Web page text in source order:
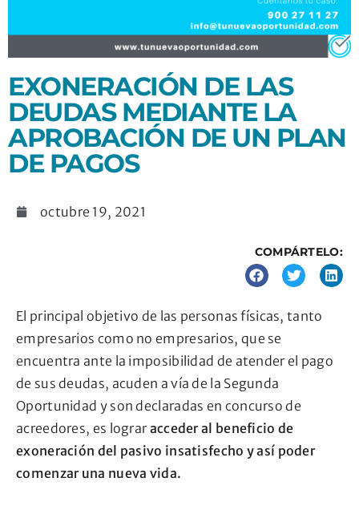
EXONERACIÓN DE LAS
DEUDAS MEDIANTE LA
APROBACIÓN DE UN PLAN
DE PAGOS
octubre 19, 2021
COMPÁRTELO:
El principal objetivo de las personas físicas, tanto
empresarios como no empresarios, que se
encuentra ante la imposibilidad de atender el pago
de sus deudas, acuden a vía de la Segunda
Oportunidad y son declaradas en concurso de
acreedores, es lograracceder al beneficio de
exoneración del pasivo insatisfecho y así poder
comenzar una nueva vida.